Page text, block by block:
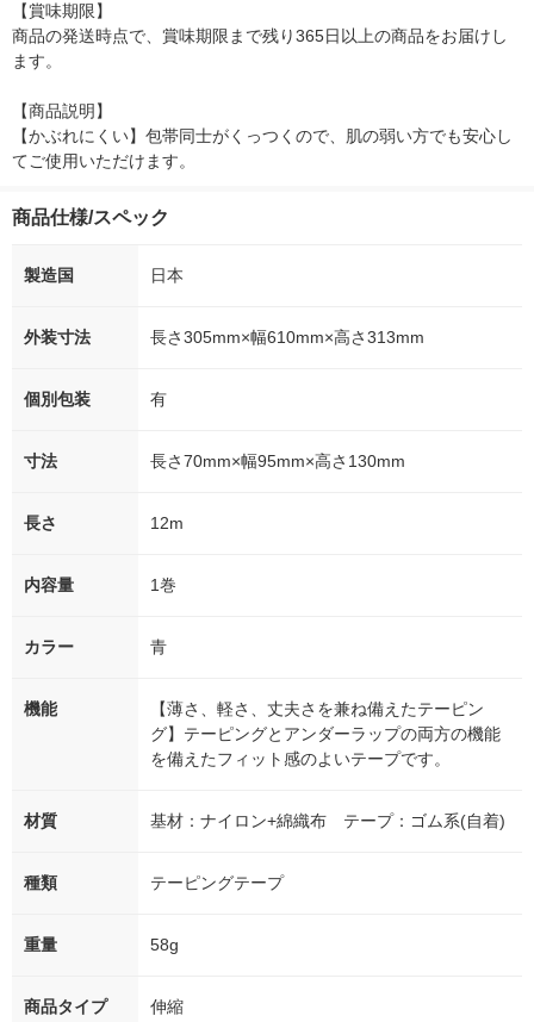
【賞味期限】
商品の発送時点で、賞味期限まで残り365日以上の商品をお届けし
ます。
【商品説明】
【かぶれにくい】包帯同士がくっつくので、肌の弱い方でも安心し
てご使用いただけます。
商品仕様/スペック
製造国 日本
外装寸法 長さ305mm×幅610mm×高さ313mm
個別包装 有
寸法 長さ70mm×幅95mm×高さ130mm
長さ 12m
内容量 1巻
カラー 青
機能
【薄さ、軽さ、丈夫さを兼ね備えたテーピン
グ】テーピングとアンダーラップの両方の機能
を備えたフィット感のよいテープです。
材質 基材：ナイロン+綿織布 テープ：ゴム系(自着)
種類 テーピングテープ
重量 58g
商品タイプ 伸縮